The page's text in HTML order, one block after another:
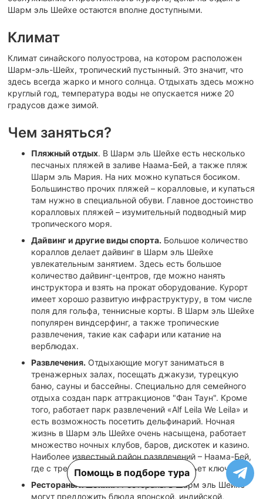
Шарм эль Шейхе остаются вполне доступными.
Климат
Климат синайского полуострова, на котором расположен
Шарм-эль-Шейх, тропический пустынный. Это значит, что
здесь всегда жарко и много солнца. Отдыхать здесь можно
круглый год, температура воды не опускается ниже 20
градусов даже зимой.
Чем заняться?
Пляжный отдых. В Шарм эль Шейхе есть несколько
песчаных пляжей в заливе Наама-Бей, а также пляж
Шарм эль Мария. На них можно купаться босиком.
Большинство прочих пляжей – коралловые, и купаться
там нужно в специальной обуви. Главное достоинство
коралловых пляжей – изумительный подводный мир
тропического моря.
Дайвинг и другие виды спорта. Большое количество
кораллов делает дайвинг в Шарм эль Шейхе
увлекательным занятием. Здесь есть большое
количество дайвинг-центров, где можно нанять
инструктора и взять на прокат оборудование. Курорт
имеет хорошо развитую инфраструктуру, в том числе
поля для гольфа, теннисные корты. В Шарм эль Шейхе
популярен виндсерфинг, а также тропические
развлечения, такие как сафари или катание на
верблюдах.
Развлечения. Отдыхающие могут заниматься в
тренажерных залах, посещать джакузи, турецкую
баню, сауны и бассейны. Специально для семейного
отдыха создан парк аттракционов "Фан Таун". Кроме
того, работает парк развлечений «Alf Leila We Leila» и
есть возможность посетить дельфинарий. Ночная
жизнь в Шарм эль Шейхе очень насыщена, работает
множество ночных клубов, баров, дискотек и казино.
Наиболее известный район развлечений – Наама-Бей,
где с трех вечера до трех ночи жизнь бьет ключом.
Рестораны и шопинг. Рестораны в Шарм эль Шейхе
могут предложить блюда японской, индийской,
Помощь в подборе тура